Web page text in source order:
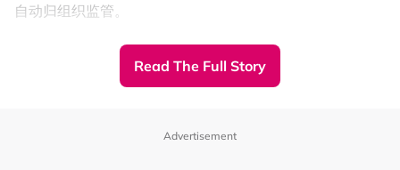
Related Topics
#停止营业 #州行政议会
自动归组织监管。
同时，不管是夫妻，父母和儿女都不能再见面，彼此也再无
任何瓜葛。至于成员们的妻子，都会被要求向伊斯兰法庭申
“（和父母分离）最小的小孩才2岁，这些脱离组织的人，被
Read The Full Story
Advertisement